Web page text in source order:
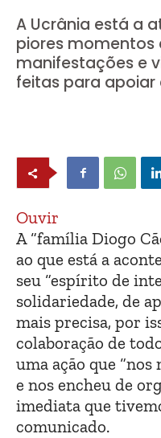
A Ucrânia está a
piores momentos
manifestações e
feitas para apoiar
Ouvir
A “família Diogo
ao que está a
seu “espírito de
solidariedade, de
mais precisa, por
colaboração de
uma ação que
e nos encheu de
imediata que
comunicado.